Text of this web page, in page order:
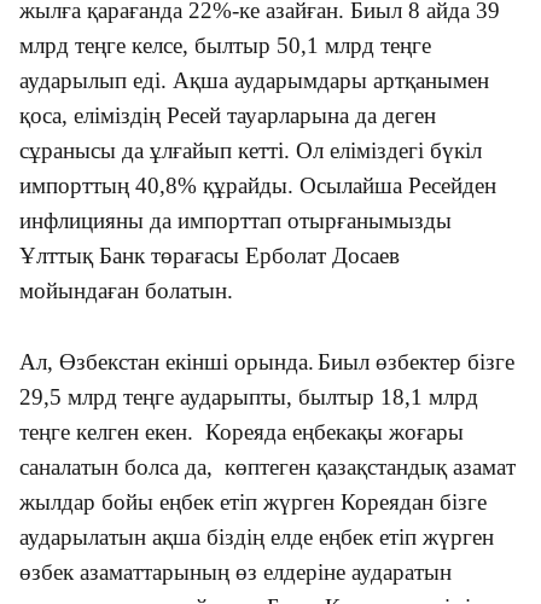
жылға қарағанда 22%-ке азайған. Биыл 8 айда 39
млрд теңге келсе, былтыр 50,1 млрд теңге
аударылып еді. Ақша аударымдары артқанымен
қоса, еліміздің Ресей тауарларына да деген
сұранысы да ұлғайып кетті. Ол еліміздегі бүкіл
импорттың 40,8% құрайды. Осылайша Ресейден
инфлицияны да импорттап отырғанымызды
Ұлттық Банк төрағасы Ерболат Досаев
мойындаған болатын.
Ал, Өзбекстан екінші орында.Биыл өзбектер бізге
29,5 млрд теңге аударыпты, былтыр 18,1 млрд
теңге келген екен. Кореяда еңбекақы жоғары
саналатын болса да, көптеген қазақстандық азамат
жылдар бойы еңбек етіп жүрген Кореядан бізге
аударылатын ақша біздің елде еңбек етіп жүрген
өзбек азаматтарының өз елдеріне аударатын